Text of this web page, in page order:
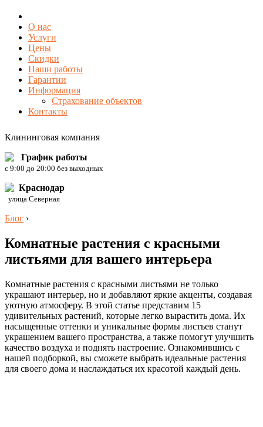
О нас
Услуги
Цены
Скидки
Наши работы
Гарантии
Информация
Страхование объектов
Контакты
Клининговая компания
График работы
c 9:00 до 20:00 без выходных
Краснодар
улица Северная
Блог ›
Комнатные растения с красными
листьями для вашего интерьера
Комнатные растения с красными листьями не только
украшают интерьер, но и добавляют яркие акценты, создавая
уютную атмосферу. В этой статье представим 15
удивительных растений, которые легко вырастить дома. Их
насыщенные оттенки и уникальные формы листьев станут
украшением вашего пространства, а также помогут улучшить
качество воздуха и поднять настроение. Ознакомившись с
нашей подборкой, вы сможете выбрать идеальные растения
для своего дома и наслаждаться их красотой каждый день.